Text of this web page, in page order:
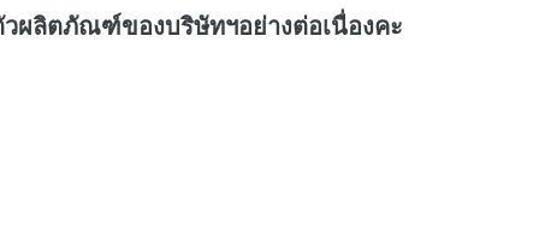
ผลิตภัณฑ์ของบริษัทฯอย่างต่อเนื่องคะ